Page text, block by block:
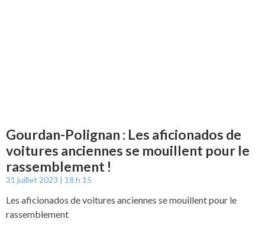
Gourdan-Polignan : Les aficionados de
voitures anciennes se mouillent pour le
rassemblement !
31 juillet 2023 18 h 15
Les aficionados de voitures anciennes se mouillent pour le
rassemblement